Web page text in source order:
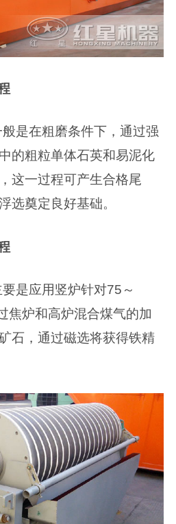
是在粗磨条件下，通过强
的粗粒单体石英和易泥化
这一过程可产生合格尾
选奠定良好基础。
是应用竖炉针对75～
焦炉和高炉混合煤气的加
石，通过磁选将获得铁精